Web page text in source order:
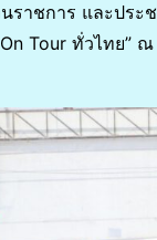
ราชการ และประ
Tour ทั่วไทย”